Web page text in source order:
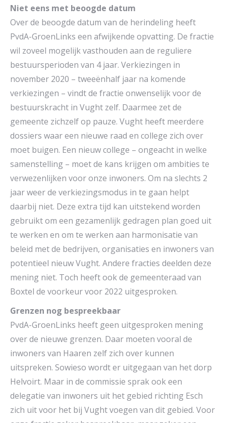
Niet eens met beoogde datum
Over de beoogde datum van de herindeling heeft
PvdA-GroenLinks een afwijkende opvatting. De fractie
wil zoveel mogelijk vasthouden aan de reguliere
bestuursperioden van 4 jaar. Verkiezingen in
november 2020 – tweeënhalf jaar na komende
verkiezingen – vindt de fractie onwenselijk voor de
bestuurskracht in Vught zelf. Daarmee zet de
gemeente zichzelf op pauze. Vught heeft meerdere
dossiers waar een nieuwe raad en college zich over
moet buigen. Een nieuw college – ongeacht in welke
samenstelling – moet de kans krijgen om ambities te
verwezenlijken voor onze inwoners. Om na slechts 2
jaar weer de verkiezingsmodus in te gaan helpt
daarbij niet. Deze extra tijd kan uitstekend worden
gebruikt om een gezamenlijk gedragen plan goed uit
te werken en om te werken aan harmonisatie van
beleid met de bedrijven, organisaties en inwoners van
potentieel nieuw Vught. Andere fracties deelden deze
mening niet. Toch heeft ook de gemeenteraad van
Boxtel de voorkeur voor 2022 uitgesproken.
Grenzen nog bespreekbaar
PvdA-GroenLinks heeft geen uitgesproken mening
over de nieuwe grenzen. Daar moeten vooral de
inwoners van Haaren zelf zich over kunnen
uitspreken. Sowieso wordt er uitgegaan van het dorp
Helvoirt. Maar in de commissie sprak ook een
delegatie van inwoners uit het gebied richting Esch
zich uit voor het bij Vught voegen van dit gebied. Voor